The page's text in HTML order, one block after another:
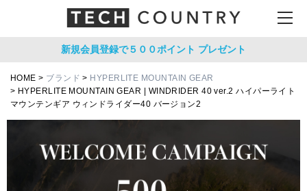
新規会員登録で５００ポイント プレゼント
HOME ブランド
HYPERLITE MOUNTAIN GEAR
HYPERLITE MOUNTAIN GEAR | WINDRIDER 40 ver.2 ハイパーライト
マウンテンギア ウィンドライダー40 バージョン2